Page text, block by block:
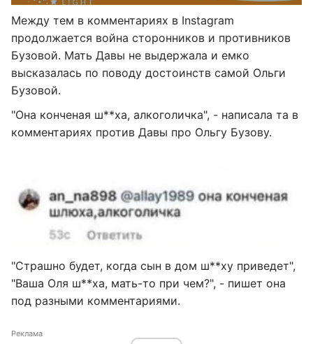
Между тем в комментариях в Instagram
продолжается война сторонников и противников
Бузовой. Мать Давы не выдержала и емко
высказалась по поводу достоинств самой Ольги
Бузовой.
"Она конченая ш**ха, алкоголичка", - написала та в
комментариях против Давы про Ольгу Бузову.
"Страшно будет, когда сын в дом ш**ху приведет",
"Ваша Оля ш**ха, мать-то при чем?", - пишет она
под разными комментариями.
Реклама